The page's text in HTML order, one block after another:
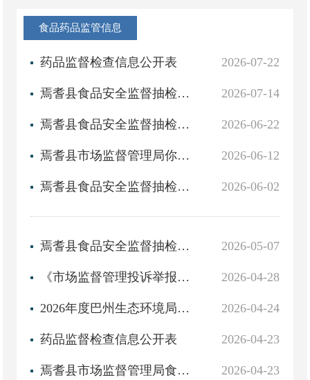
食品药品监管信息
2026-07-22
药品监督检查信息公开表
2026-07-14
焉耆县食品安全监督抽检结果信息公示（2026年第6期）
2026-06-22
焉耆县食品安全监督抽检结果信息公示（2026年第5期）
2026-06-12
焉耆县市场监督管理局你点我检专项抽检信息公示（2026年 第2期）
2026-06-02
焉耆县食品安全监督抽检结果信息公示（2026年第4期）
2026-05-07
焉耆县食品安全监督抽检结果信息公示（2026年第3期）
2026-04-28
《市场监督管理投诉举报处理办法》
2026-04-24
2026年度巴州生态环境局焉耆县分局“双随机、一公开”监管工作实施方案
2026-04-23
药品监督检查信息公开表
2026-04-23
焉耆县市场监督管理局食品药品投诉举报渠道途径